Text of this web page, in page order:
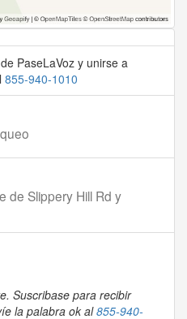
PaseLaVoz y unirse a
855-940-1010
de Slippery Hill Rd y
Suscribase para recibir
la palabra ok al855-940-